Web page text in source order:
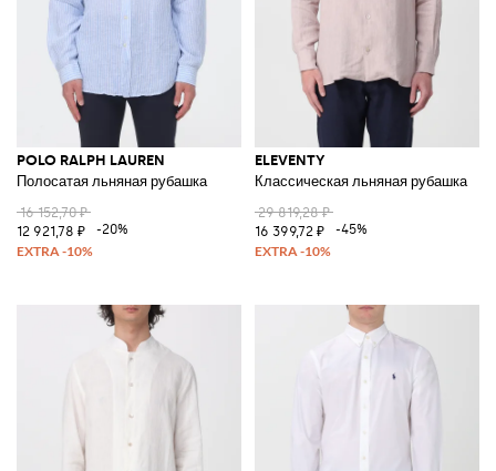
POLO RALPH LAUREN
Полосатая льняная рубашка
16 152,70 ₽
12 921,78 ₽
-20%
ELEVENTY
Классическая льняная рубашка
29 819,28 ₽
16 399,72 ₽
-45%